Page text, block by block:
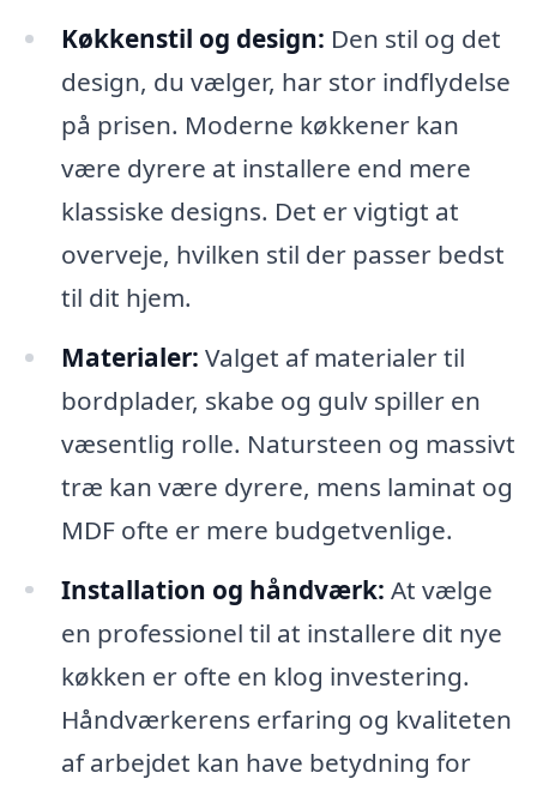
Køkkenstil og design: Den stil og det
design, du vælger, har stor indflydelse
på prisen. Moderne køkkener kan
være dyrere at installere end mere
klassiske designs. Det er vigtigt at
overveje, hvilken stil der passer bedst
til dit hjem.
Materialer: Valget af materialer til
bordplader, skabe og gulv spiller en
væsentlig rolle. Natursteen og massivt
træ kan være dyrere, mens laminat og
MDF ofte er mere budgetvenlige.
Installation og håndværk: At vælge
en professionel til at installere dit nye
køkken er ofte en klog investering.
Håndværkerens erfaring og kvaliteten
af arbejdet kan have betydning for